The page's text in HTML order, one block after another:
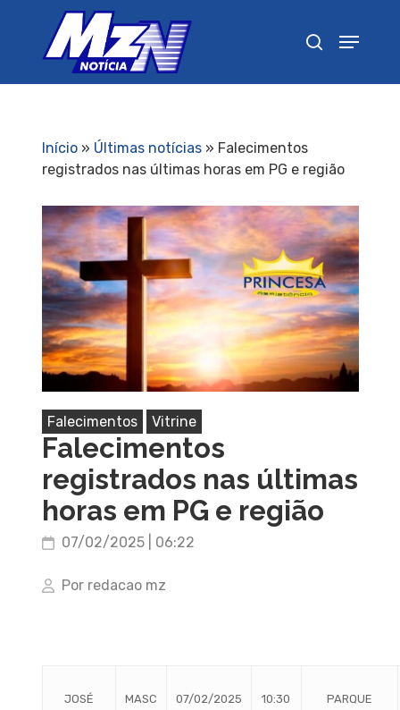
Início» Últimas notícias» Falecimentos
registrados nas últimas horas em PG e região
Falecimentos Vitrine
Falecimentos
registrados nas últimas
horas em PG e região
07/02/2025 | 06:22
Por redacao mz
JOSÉ
MASC 07/02/2025 10:30
PARQUE